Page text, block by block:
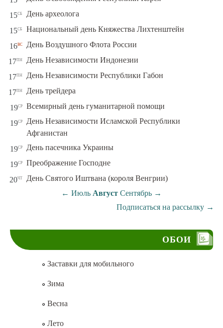
15сб День археолога
15сб Национальный день Княжества Лихтенштейн
16вс День Воздушного Флота России
17пн День Независимости Индонезии
17пн День Независимости Республики Габон
17пн День трейдера
19ср Всемирный день гуманитарной помощи
19ср
День Независимости Исламской Республики
Афганистан
19ср День пасечника Украины
19ср Преображение Господне
20чт
День Святого Иштвана (короля Венгрии)
← Июль Август Сентябрь →
Подписаться на рассылку →
ОБОИ
Заставки для мобильного
Зима
Весна
Лето